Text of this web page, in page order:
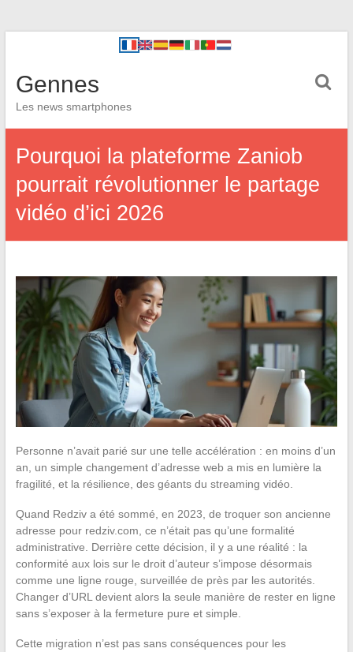
Gennes
Les news smartphones
Pourquoi la plateforme Zaniob
pourrait révolutionner le partage
vidéo d’ici 2026
Personne n’avait parié sur une telle accélération : en moins d’un
an, un simple changement d’adresse web a mis en lumière la
fragilité, et la résilience, des géants du streaming vidéo.
Quand Redziv a été sommé, en 2023, de troquer son ancienne
adresse pour redziv.com, ce n’était pas qu’une formalité
administrative. Derrière cette décision, il y a une réalité : la
conformité aux lois sur le droit d’auteur s’impose désormais
comme une ligne rouge, surveillée de près par les autorités.
Changer d’URL devient alors la seule manière de rester en ligne
sans s’exposer à la fermeture pure et simple.
Cette migration n’est pas sans conséquences pour les